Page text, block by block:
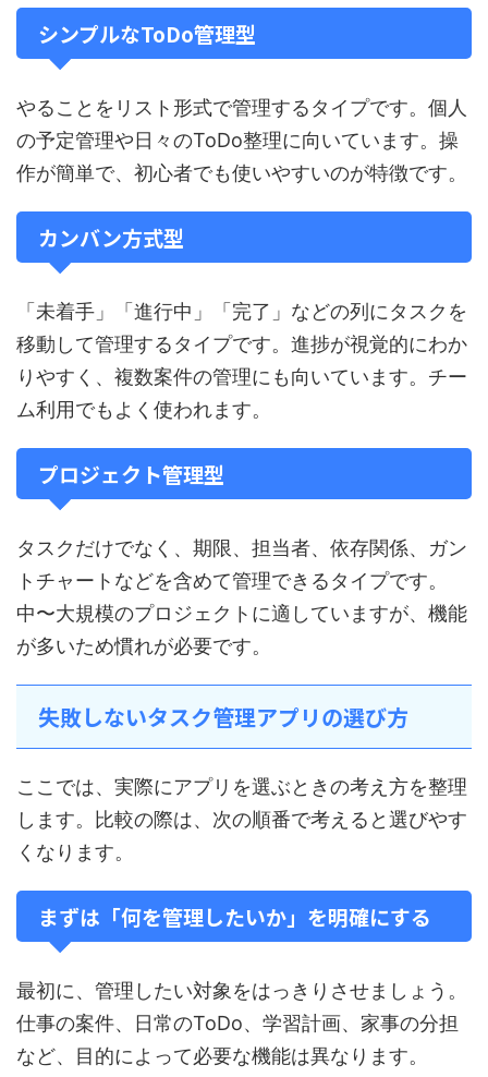
シンプルなToDo管理型
やることをリスト形式で管理するタイプです。個人
の予定管理や日々のToDo整理に向いています。操
作が簡単で、初心者でも使いやすいのが特徴です。
カンバン方式型
「未着手」「進行中」「完了」などの列にタスクを
移動して管理するタイプです。進捗が視覚的にわか
りやすく、複数案件の管理にも向いています。チー
ム利用でもよく使われます。
プロジェクト管理型
タスクだけでなく、期限、担当者、依存関係、ガン
トチャートなどを含めて管理できるタイプです。
中〜大規模のプロジェクトに適していますが、機能
が多いため慣れが必要です。
失敗しないタスク管理アプリの選び方
ここでは、実際にアプリを選ぶときの考え方を整理
します。比較の際は、次の順番で考えると選びやす
くなります。
まずは「何を管理したいか」を明確にする
最初に、管理したい対象をはっきりさせましょう。
仕事の案件、日常のToDo、学習計画、家事の分担
など、目的によって必要な機能は異なります。